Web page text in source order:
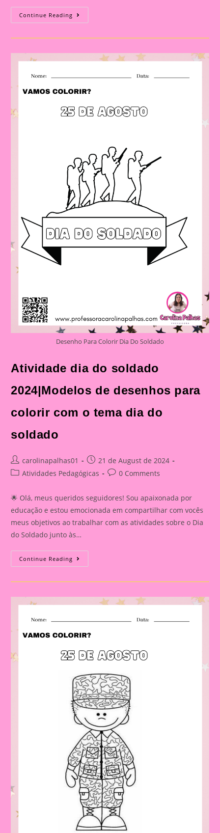
Continue Reading Desenhos
Para
Desenho Para Colorir Dia Do Soldado
Atividade dia do soldado
2024|Modelos de desenhos para
colorir com o tema dia do
soldado
Post
author:
carolinapalhas01
Post
published:
21 de August de 2024
PostAtividades Pedagógicas
Post0 Comments
🌟 Olá, meus queridos seguidores! Sou apaixonada por
educação e estou emocionada em compartilhar com vocês
meus objetivos ao trabalhar com as atividades sobre o Dia
do Soldado junto às…
Continue Reading Atividade
Dia
Soldado
Desenhos
Para
Com
Tema
Do
Soldado